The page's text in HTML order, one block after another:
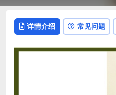
详情介绍 常见问题